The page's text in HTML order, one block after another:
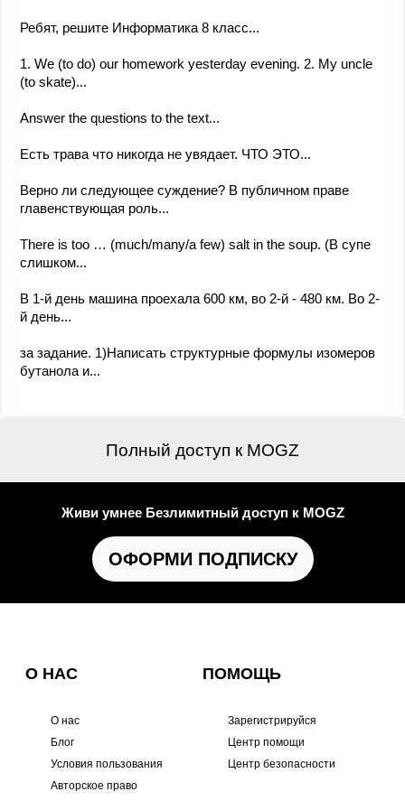
Ребят, решите Информатика 8 класс​...
1. We (to do) our homework yesterday evening. 2. My uncle
(to skate)...
Answer the questions to the text...
Есть трава что никогда не увядает. ЧТО ЭТО...
Верно ли следующее суждение? В публичном праве
главенствующая роль...
There is too … (much/many/a few) salt in the soup. (В супе
слишком...
В 1-й день машина проехала 600 км, во 2-й - 480 км. Во 2-
й день...
за задание. 1)Написать структурные формулы изомеров
бутанола и...
Полный доступ к MOGZ
Живи умнее Безлимитный доступ к MOGZ
ОФОРМИ ПОДПИСКУ
О НАС
О нас
Блог
Условия пользования
Авторское право
ПОМОЩЬ
Зарегистрируйся
Центр помощи
Центр безопасности